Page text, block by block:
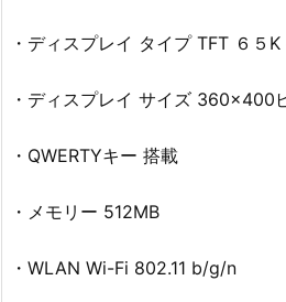
・ディスプレイ タイプ TFT ６５
・ディスプレイ サイズ 360×400
・QWERTYキー 搭載
・メモリー 512MB
・WLAN Wi-Fi 802.11 b/g/n